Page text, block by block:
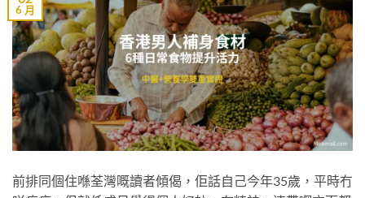
6 月
前排同個住喺荃灣嘅讀者傾偈，佢話自己今年35歲，平時冇